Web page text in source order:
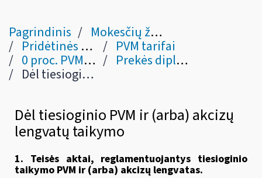
Pagrindinis Mokesčių žinynas
Pridėtinės vertės mokestis PVM tarifai
0 proc. PVM tarifas (VI skyrius) Prekės diplomatinėms, konsulinėms įstaigoms, tarpt. organizacijoms ir jų šeimos nariams (47 str.)
Dėl tiesioginio PVM ir (arba) akcizų lengvatų taikymo
Dėl tiesioginio PVM ir (arba) akcizų
lengvatų taikymo
1. Teisės aktai, reglamentuojantys tiesioginio
taikymo PVM ir (arba) akcizų lengvatas.